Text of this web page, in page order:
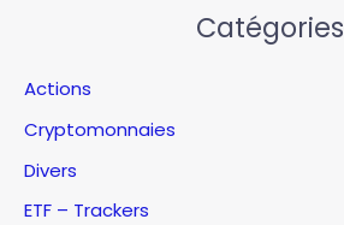
Catégories
Actions
Cryptomonnaies
Divers
ETF – Trackers